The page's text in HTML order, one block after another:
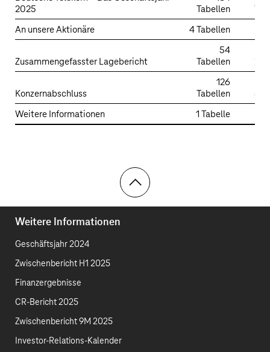
2025
Tabellen
An unsere Aktionäre
4 Tabellen
Zusammengefasster Lagebericht
54
Tabellen
Konzernabschluss
126
Tabellen
Weitere Informationen
1 Tabelle
Weitere Informationen
Geschäftsjahr 2024
Zwischenbericht H1 2025
Finanzergebnisse
CR-Bericht 2025
Zwischenbericht 9M 2025
Investor-Relations-Kalender